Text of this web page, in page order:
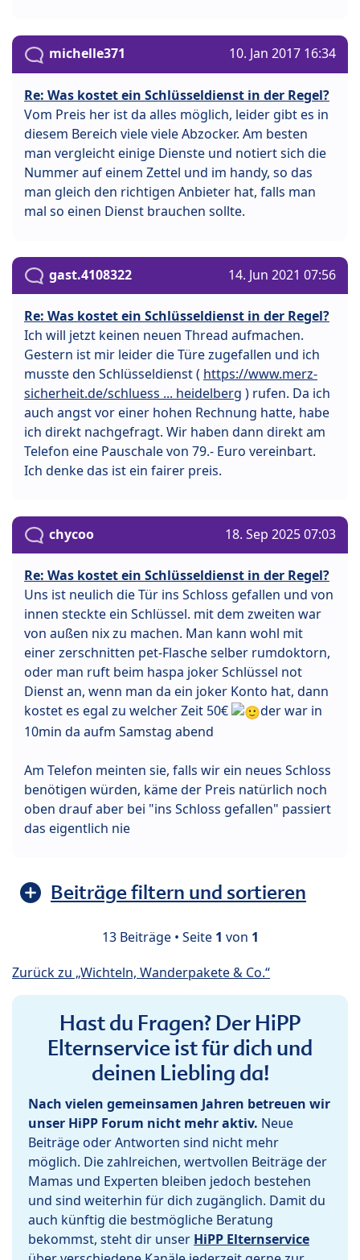
michelle371 10. Jan 2017 16:34
Re: Was kostet ein Schlüsseldienst in der Regel?
Vom Preis her ist da alles möglich, leider gibt es in
diesem Bereich viele viele Abzocker. Am besten
man vergleicht einige Dienste und notiert sich die
Nummer auf einem Zettel und im handy, so das
man gleich den richtigen Anbieter hat, falls man
mal so einen Dienst brauchen sollte.
gast.4108322 14. Jun 2021 07:56
Re: Was kostet ein Schlüsseldienst in der Regel?
Ich will jetzt keinen neuen Thread aufmachen.
Gestern ist mir leider die Türe zugefallen und ich
musste den Schlüsseldienst ( https://www.merz-
sicherheit.de/schluess ... heidelberg ) rufen. Da ich
auch angst vor einer hohen Rechnung hatte, habe
ich direkt nachgefragt. Wir haben dann direkt am
Telefon eine Pauschale von 79.- Euro vereinbart.
Ich denke das ist ein fairer preis.
chycoo 18. Sep 2025 07:03
Re: Was kostet ein Schlüsseldienst in der Regel?
Uns ist neulich die Tür ins Schloss gefallen und von
innen steckte ein Schlüssel. mit dem zweiten war
von außen nix zu machen. Man kann wohl mit
einer zerschnitten pet-Flasche selber rumdoktorn,
oder man ruft beim haspa joker Schlüssel not
Dienst an, wenn man da ein joker Konto hat, dann
kostet es egal zu welcher Zeit 50€
der war in
10min da aufm Samstag abend
Am Telefon meinten sie, falls wir ein neues Schloss
benötigen würden, käme der Preis natürlich noch
oben drauf aber bei "ins Schloss gefallen" passiert
das eigentlich nie
Beiträge filtern und sortieren
13 Beiträge • Seite 1 von 1
Zurück zu „Wichteln, Wanderpakete & Co.“
Hast du Fragen? Der HiPP
Elternservice ist für dich und
deinen Liebling da!
Nach vielen gemeinsamen Jahren betreuen wir
unser HiPP Forum nicht mehr aktiv. Neue
Beiträge oder Antworten sind nicht mehr
möglich. Die zahlreichen, wertvollen Beiträge der
Mamas und Experten bleiben jedoch bestehen
und sind weiterhin für dich zugänglich. Damit du
auch künftig die bestmögliche Beratung
bekommst, steht dir unser HiPP Elternservice